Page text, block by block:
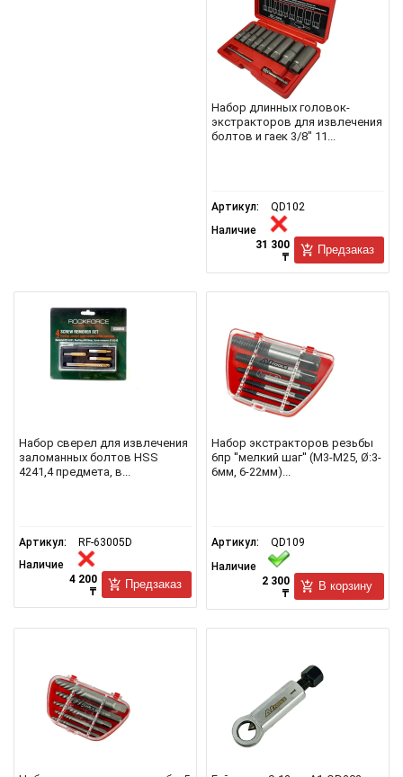
Набор длинных головок-
экстракторов для извлечения
болтов и гаек 3/8" 11...
Артикул:
QD102
Наличие
31 300
₸
Предзаказ
Набор сверел для извлечения
заломанных болтов HSS
4241,4 предмета, в...
Артикул:
RF-63005D
Наличие
4 200
₸
Предзаказ
Набор экстракторов резьбы
6пр ''мелкий шаг'' (М3-М25, Ø:3-
6мм, 6-22мм)...
Артикул:
QD109
Наличие
2 300
₸
В корзину